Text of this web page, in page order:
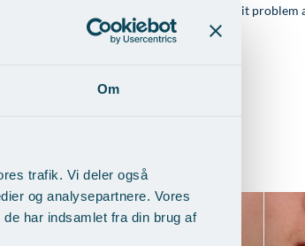
Om
trafik. Vi deler også
og analysepartnere. Vores
har indsamlet fra din brug af
være den bedste løsning for dig. Er dit problem